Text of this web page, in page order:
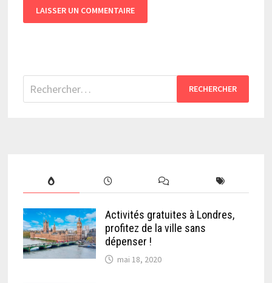
Rechercher :
Activités gratuites à Londres,
profitez de la ville sans
dépenser !
mai 18, 2020